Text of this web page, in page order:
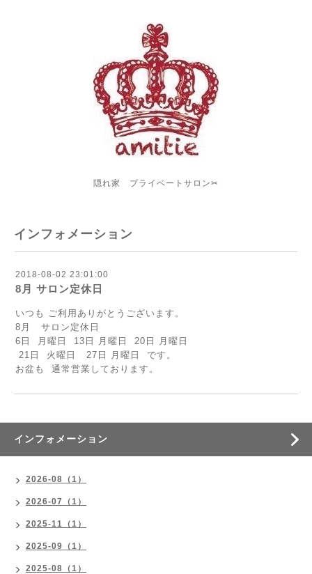
隠れ家 プライベートサロン✂︎
インフォメーション
2018-08-02 23:01:00
8月 サロン定休日
いつも ご利用ありがとうございます。
8月 サロン定休日
6日 月曜日 13日 月曜日 20日 月曜日
21日 火曜日 27日 月曜日 です。
お盆も 通常営業しております。
インフォメーション
2026-08（1）
2026-07（1）
2025-11（1）
2025-09（1）
2025-08（1）